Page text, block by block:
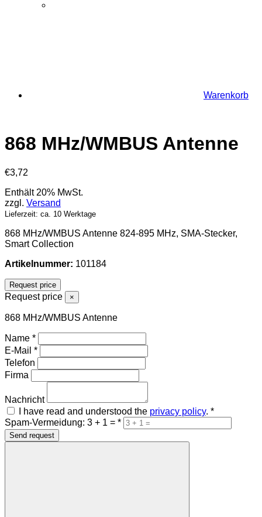
Warenkorb
868 MHz/WMBUS Antenne
€3,72
Enthält 20% MwSt.
zzgl. Versand
Lieferzeit: ca. 10 Werktage
868 MHz/WMBUS Antenne 824-895 MHz, SMA-Stecker,
Smart Collection
Artikelnummer: 101184
Request price
Request price ×
868 MHz/WMBUS Antenne
Name *
E-Mail *
Telefon
Firma
Nachricht
I have read and understood the privacy policy. *
Spam-Vermeidung: 3 + 1 = *
Send request